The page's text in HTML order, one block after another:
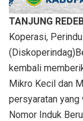
TANJUNG
Koperasi,
kembali
Mikro Kecil dan
persyaratan
Nomor Induk